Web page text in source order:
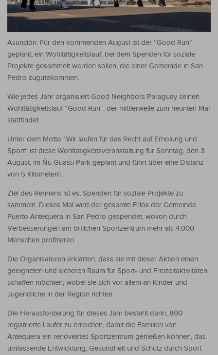
Asunción: Für den kommenden August ist der “Good Run“
geplant, ein Wohltätigkeitslauf, bei dem Spenden für soziale
Projekte gesammelt werden sollen, die einer Gemeinde in San
Pedro zugutekommen.
Wie jedes Jahr organisiert Good Neighbors Paraguay seinen
Wohltätigkeitslauf “Good Run“, der mittlerweile zum neunten Mal
stattfindet.
Unter dem Motto “Wir laufen für das Recht auf Erholung und
Sport“ ist diese Wohltätigkeitsveranstaltung für Sonntag, den 3.
August, im Ñu Guasu Park geplant und führt über eine Distanz
von 5 Kilometern.
Ziel des Rennens ist es, Spenden für soziale Projekte zu
sammeln. Dieses Mal wird der gesamte Erlös der Gemeinde
Puerto Antequera in San Pedro gespendet, wovon durch
Verbesserungen am örtlichen Sportzentrum mehr als 4.000
Menschen profitieren.
Die Organisatoren erklärten, dass sie mit dieser Aktion einen
geeigneten und sicheren Raum für Sport- und Freizeitaktivitäten
schaffen möchten, wobei sie sich vor allem an Kinder und
Jugendliche in der Region richten.
Die Herausforderung für dieses Jahr besteht darin, 800
registrierte Läufer zu erreichen, damit die Familien von
Antequera ein renoviertes Sportzentrum genießen können, das
umfassende Entwicklung, Gesundheit und Schutz durch Sport